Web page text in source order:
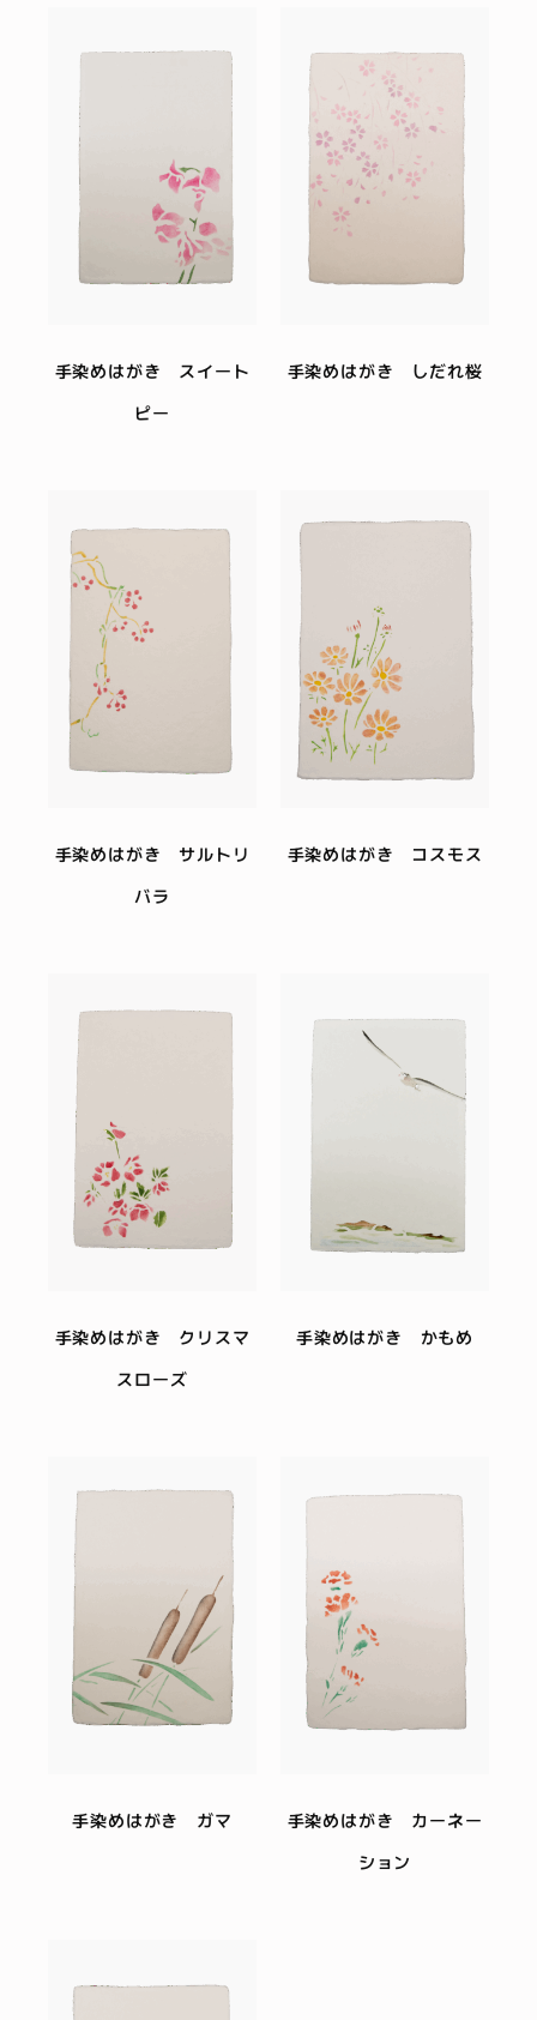
手染めはがき スイート
ピー
手染めはがき しだれ桜
手染めはがき サルトリ
バラ
手染めはがき コスモス
手染めはがき クリスマ
スローズ
手染めはがき かもめ
手染めはがき ガマ
手染めはがき カーネー
ション